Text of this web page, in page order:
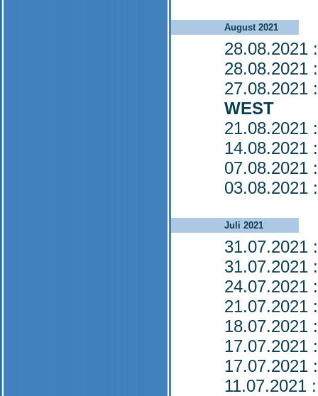
August 2021
28.08.2021
28.08.2021
27.08.2021
WEST
21.08.2021
14.08.2021
07.08.2021
03.08.2021
Juli 2021
31.07.2021
31.07.2021
24.07.2021
21.07.2021
18.07.2021
17.07.2021
17.07.2021
11.07.2021